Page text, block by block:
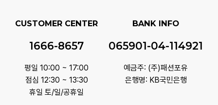
CUSTOMER CENTER
1666-8657
평일 10:00 ~ 17:00
점심 12:30 ~ 13:30
휴일 토/일/공휴일
BANK INFO
065901-04-114921
예금주: (주)패션포유
은행명: KB국민은행